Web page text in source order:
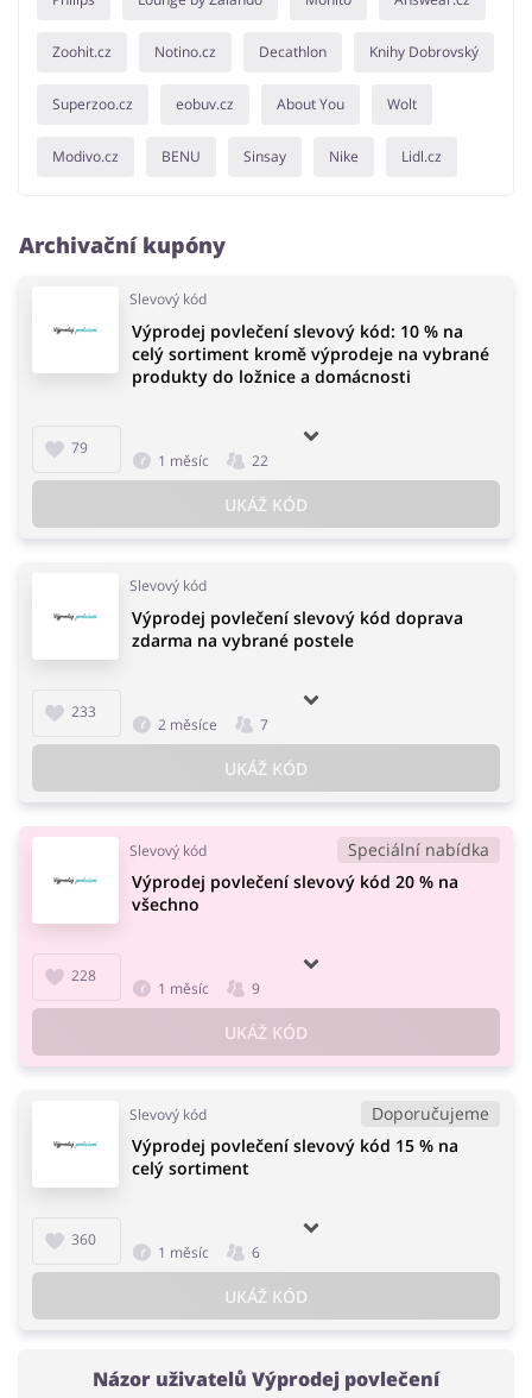
Zoohit.cz Notino.cz Decathlon Knihy Dobrovský
Superzoo.cz eobuv.cz About You Wolt
Modivo.cz BENU Sinsay Nike Lidl.cz
Archivační kupóny
Slevový kód
79
Výprodej povlečení slevový kód: 10 % na
celý sortiment kromě výprodeje na vybrané
produkty do ložnice a domácnosti
1 měsíc 22
UKÁŽ KÓD
Slevový kód
233
Výprodej povlečení slevový kód doprava
zdarma na vybrané postele
2 měsíce 7
UKÁŽ KÓD
Slevový kód Speciální nabídka
228
Výprodej povlečení slevový kód 20 % na
všechno
1 měsíc 9
UKÁŽ KÓD
Slevový kód Doporučujeme
360
Výprodej povlečení slevový kód 15 % na
celý sortiment
1 měsíc 6
UKÁŽ KÓD
Názor uživatelů Výprodej povlečení